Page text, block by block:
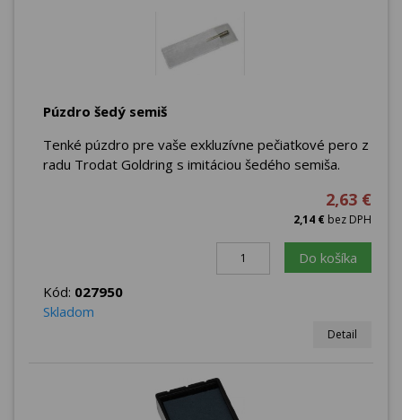
Púzdro šedý semiš
Tenké púzdro pre vaše exkluzívne pečiatkové pero z
radu Trodat Goldring s imitáciou šedého semiša.
2,63 €
2,14 € bez DPH
Do košíka
Kód: 027950
Skladom
Detail